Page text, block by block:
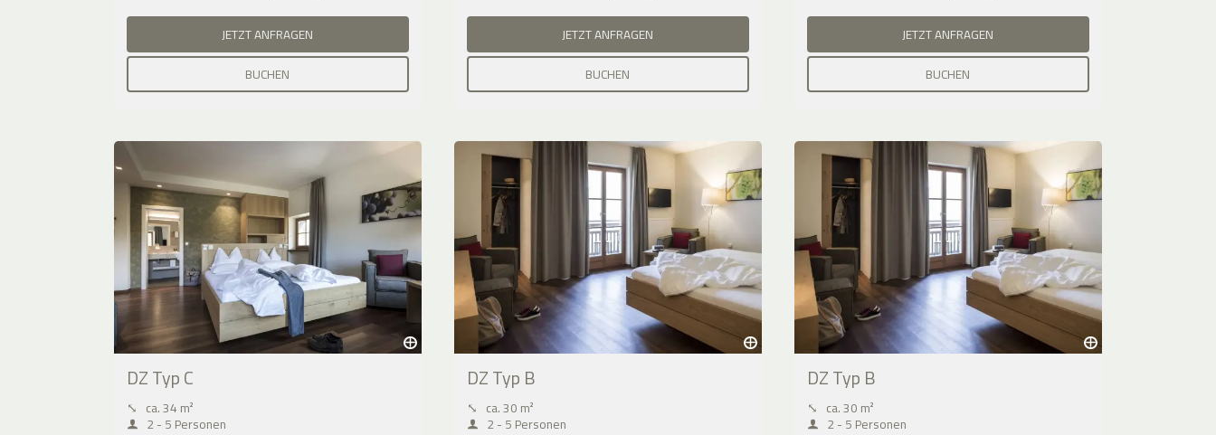
JETZT ANFRAGEN
BUCHEN
JETZT ANFRAGEN
BUCHEN
JETZT ANFRAGEN
BUCHEN
DZ Typ C
⤡ ca. 34 m²
2 - 5 Personen
DZ Typ B
⤡ ca. 30 m²
2 - 5 Personen
DZ Typ B
⤡ ca. 30 m²
2 - 5 Personen